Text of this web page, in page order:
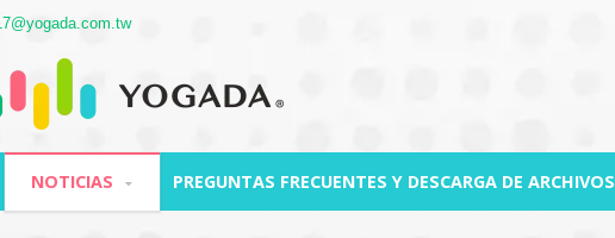
NOTICIAS PREGUNTAS FRECUENTES Y DESCARGA DE ARCHIVOS